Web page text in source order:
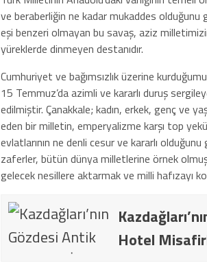
ve beraberliğin ne kadar mukaddes
eşi benzeri olmayan bu savaş, aziz
yüreklerde dinmeyen destanıdır.
Cumhuriyet ve bağımsızlık üzerine
15 Temmuz’da azimli ve kararlı duruş
edilmiştir. Çanakkale; kadın, erkek, genç ve
eden bir milletin, emperyalizme karşı top
evlatlarının ne denli cesur ve kararlı
zaferler, bütün dünya milletlerine örnek
gelecek nesillere aktarmak ve milli hafızayı
Hotel